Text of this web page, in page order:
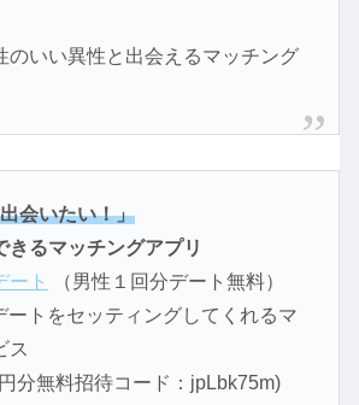
のいい異性と出会えるマッチング
会いたい！」
きるマッチングアプリ
ート
（男性１回分デート無料）
ートをセッティングしてくれるマ
ス
円分無料招待コード：jpLbk75m)